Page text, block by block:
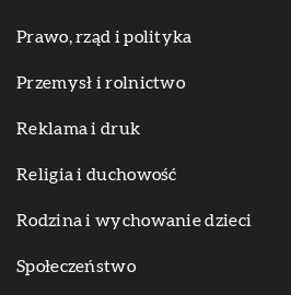
Prawo, rząd i polityka
Przemysł i rolnictwo
Reklama i druk
Religia i duchowość
Rodzina i wychowanie dzieci
Społeczeństwo